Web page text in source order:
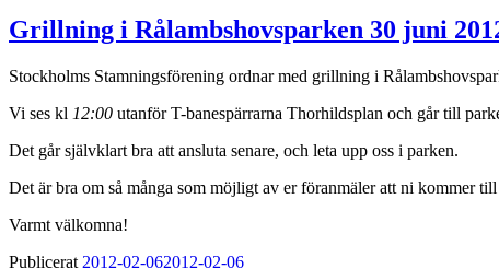
Grillning i Rålambshovsparken 30 juni
Stockholms Stamningsförening ordnar med grillning i
Vi ses kl 12:00 utanför T-banespärrarna Thorhildsplan och går till
Det går självklart bra att ansluta senare, och leta upp oss i parken.
Det är bra om så många som möjligt av er föranmäler att ni kommer
Varmt välkomna!
Publicerat 2012-02-062012-02-06